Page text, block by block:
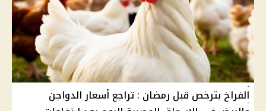
الفراخ بترخص قبل رمضان : تراجع أسعار الدواجن